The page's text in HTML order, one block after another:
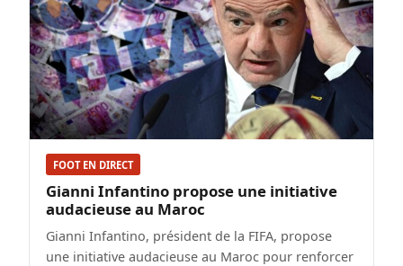
FOOT EN DIRECT
Gianni Infantino propose une initiative
audacieuse au Maroc
Gianni Infantino, président de la FIFA, propose
une initiative audacieuse au Maroc pour renforcer